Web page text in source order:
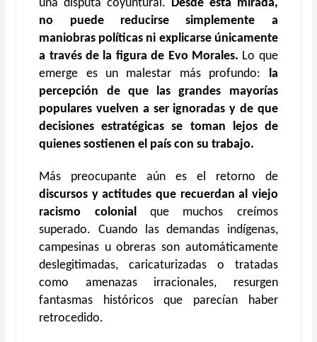
una disputa coyuntural. Desde esta mirada,
no puede reducirse simplemente a
maniobras políticas ni explicarse únicamente
a través de la figura de Evo Morales. Lo que
emerge es un malestar más profundo: la
percepción de que las grandes mayorías
populares vuelven a ser ignoradas y de que
decisiones estratégicas se toman lejos de
quienes sostienen el país con su trabajo.
Más preocupante aún es el retorno de
discursos y actitudes que recuerdan al viejo
racismo colonialque muchos creímos
superado. Cuando las demandas indígenas,
campesinas u obreras son automáticamente
deslegitimadas, caricaturizadas o tratadas
como amenazas irracionales, resurgen
fantasmas históricos que parecían haber
retrocedido.